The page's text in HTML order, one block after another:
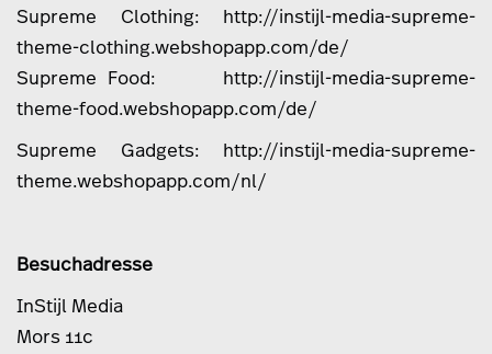
Supreme Clothing: http://instijl-media-supreme-
theme-clothing.webshopapp.com/de/
Supreme Food: http://instijl-media-supreme-
theme-food.webshopapp.com/de/
Supreme Gadgets: http://instijl-media-supreme-
theme.webshopapp.com/nl/
Besuchadresse
InStijl Media
Mors 11c